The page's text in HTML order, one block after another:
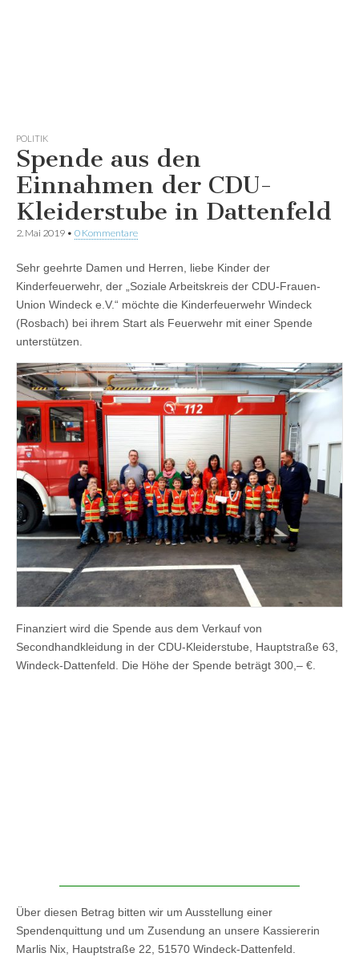
POLITIK
Spende aus den
Einnahmen der CDU-
Kleiderstube in Dattenfeld
2. Mai 2019 • 0 Kommentare
Sehr geehrte Damen und Herren, liebe Kinder der
Kinderfeuerwehr, der „Soziale Arbeitskreis der CDU-Frauen-
Union Windeck e.V.“ möchte die Kinderfeuerwehr Windeck
(Rosbach) bei ihrem Start als Feuerwehr mit einer Spende
unterstützen.
Finanziert wird die Spende aus dem Verkauf von
Secondhandkleidung in der CDU-Kleiderstube, Hauptstraße 63,
Windeck-Dattenfeld. Die Höhe der Spende beträgt 300,– €.
Über diesen Betrag bitten wir um Ausstellung einer
Spendenquittung und um Zusendung an unsere Kassiererin
Marlis Nix, Hauptstraße 22, 51570 Windeck-Dattenfeld.